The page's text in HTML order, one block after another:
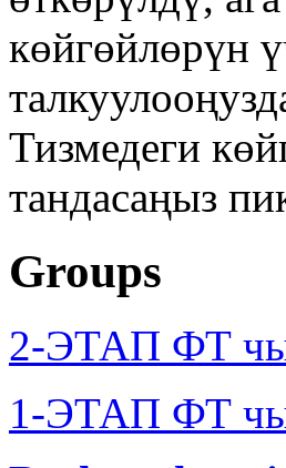
көйгөйлөрүн
Тизмедеги
тандасаңыз
Groups
2-ЭТАП ФТ
1-ЭТАП ФТ